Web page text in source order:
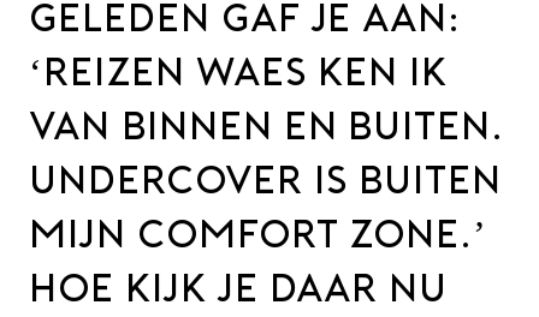
GELEDEN GAF JE AAN:
‘REIZEN WAES KEN IK
VAN BINNEN EN BUITEN.
UNDERCOVER IS BUITEN
MIJN COMFORT ZONE.’
HOE KIJK JE DAAR NU